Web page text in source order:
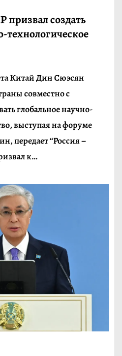
создать
технологическое
Китай Дин Сюэсян
совместно с
глобальное научно-
выступая на форуме
передает “Россия –
к…